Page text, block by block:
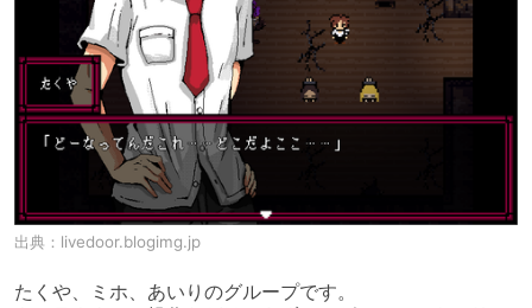
出典： livedoor.blogimg.jp
たくや、ミホ、あいりのグループです。